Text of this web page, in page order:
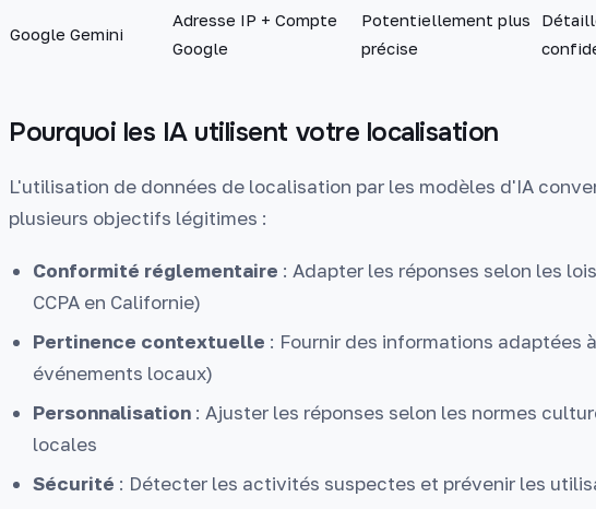
Google Gemini
Adresse IP + Compte
Google
Potentiellement plus
précise
Pourquoi les IA utilisent votre localisation
L'utilisation de données de localisation par les modèles d'IA
plusieurs objectifs légitimes :
Conformité réglementaire : Adapter les réponses selon les
CCPA en Californie)
Pertinence contextuelle : Fournir des informations adaptées
événements locaux)
Personnalisation : Ajuster les réponses selon les normes
locales
Sécurité : Détecter les activités suspectes et prévenir les